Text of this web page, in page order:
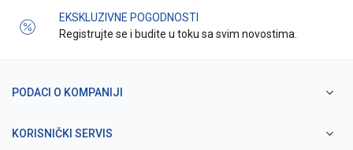
EKSKLUZIVNE POGODNOSTI
Registrujte se i budite u toku sa svim novostima.
PODACI O KOMPANIJI
KORISNIČKI SERVIS